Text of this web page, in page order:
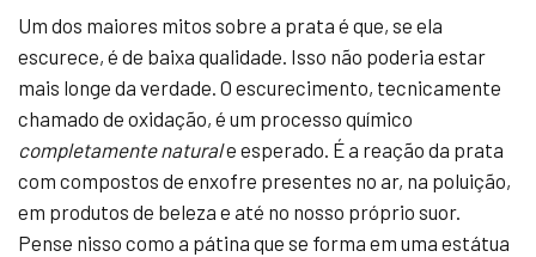
Um dos maiores mitos sobre a prata é que, se ela
escurece, é de baixa qualidade. Isso não poderia estar
mais longe da verdade. O escurecimento, tecnicamente
chamado de oxidação, é um processo químico
completamente naturale esperado. É a reação da prata
com compostos de enxofre presentes no ar, na poluição,
em produtos de beleza e até no nosso próprio suor.
Pense nisso como a pátina que se forma em uma estátua